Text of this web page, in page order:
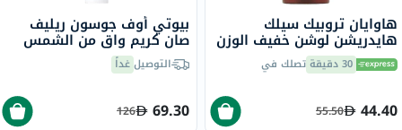
هاوايان تروبيك سيلك
هايدريشن لوشن خفيف الوزن
بعد التعرض لأشعة الشمس
177 مل 30 دقيقة تصلك في
44.40
55.50
بيوتي أوف جوسون ريليف
صان كريم واقٍ من الشمس
عضوي بلأرز والبروبيوتيك
التوصيلغداً
69.30
126